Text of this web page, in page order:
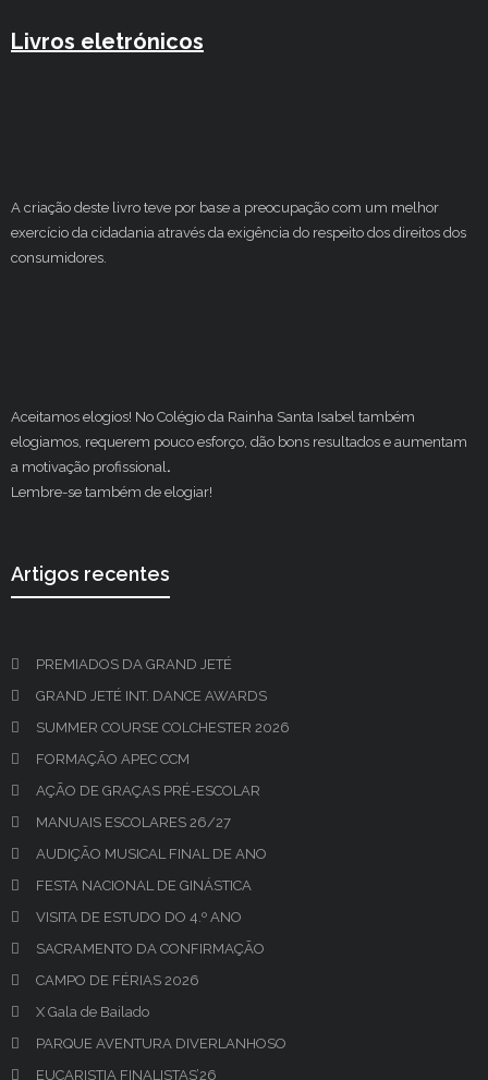
Livros eletrónicos
A criação deste livro teve por base a preocupação com um melhor
exercício da cidadania através da exigência do respeito dos direitos dos
consumidores.
Aceitamos elogios! No Colégio da Rainha Santa Isabel também
elogiamos, requerem pouco esforço, dão bons resultados e aumentam
a motivação profissional.
Lembre-se também de elogiar!
Artigos recentes
PREMIADOS DA GRAND JETÉ
GRAND JETÉ INT. DANCE AWARDS
SUMMER COURSE COLCHESTER 2026
FORMAÇÃO APEC CCM
AÇÃO DE GRAÇAS PRÉ-ESCOLAR
MANUAIS ESCOLARES 26/27
AUDIÇÃO MUSICAL FINAL DE ANO
FESTA NACIONAL DE GINÁSTICA
VISITA DE ESTUDO DO 4.º ANO
SACRAMENTO DA CONFIRMAÇÃO
CAMPO DE FÉRIAS 2026
X Gala de Bailado
PARQUE AVENTURA DIVERLANHOSO
EUCARISTIA FINALISTAS’26